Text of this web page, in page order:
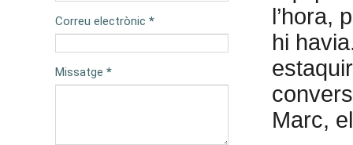
l’hora,
hi
Marc,
Correu electrònic *
Missatge *